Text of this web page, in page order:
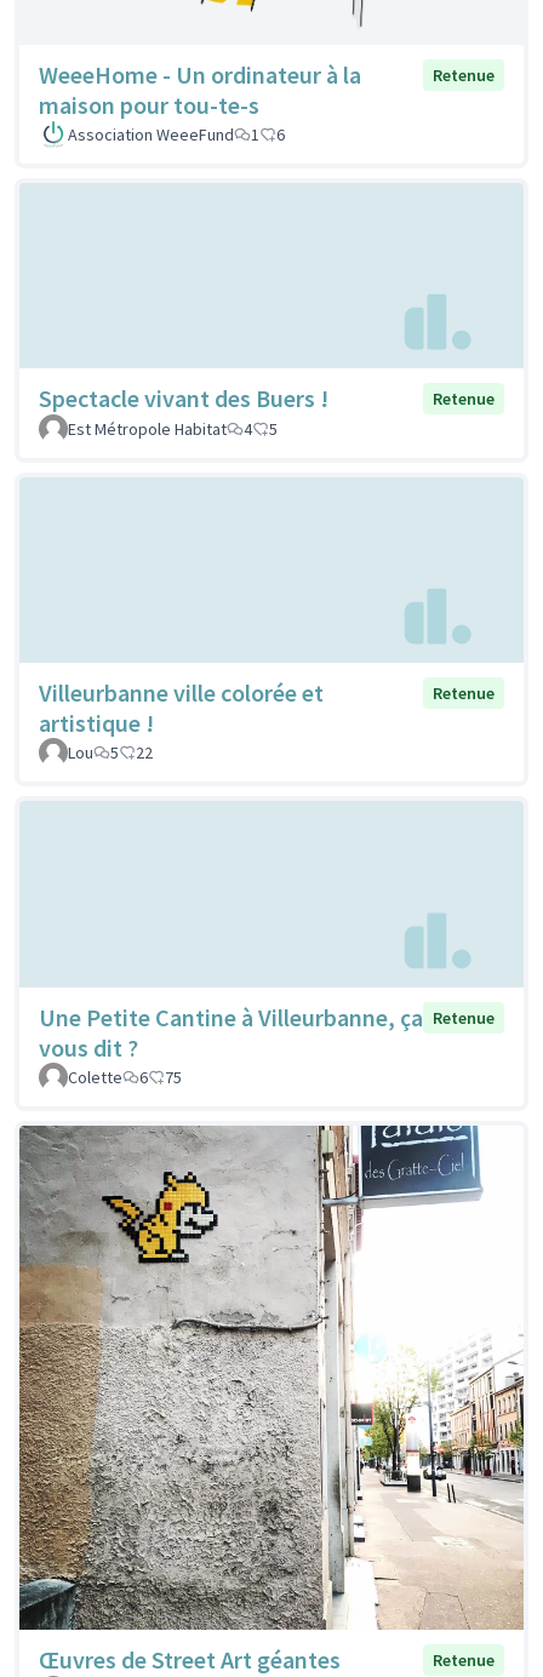
WeeeHome - Un ordinateur à la
maison pour tou-te-s
Retenue
Association WeeeFund 1 6
Spectacle vivant des Buers !
Retenue
Est Métropole Habitat
4 5
Villeurbanne ville colorée et
artistique !
Retenue
Lou 5 22
Une Petite Cantine à Villeurbanne, ça
vous dit ?
Retenue
Colette 6 75
Œuvres de Street Art géantes
Retenue